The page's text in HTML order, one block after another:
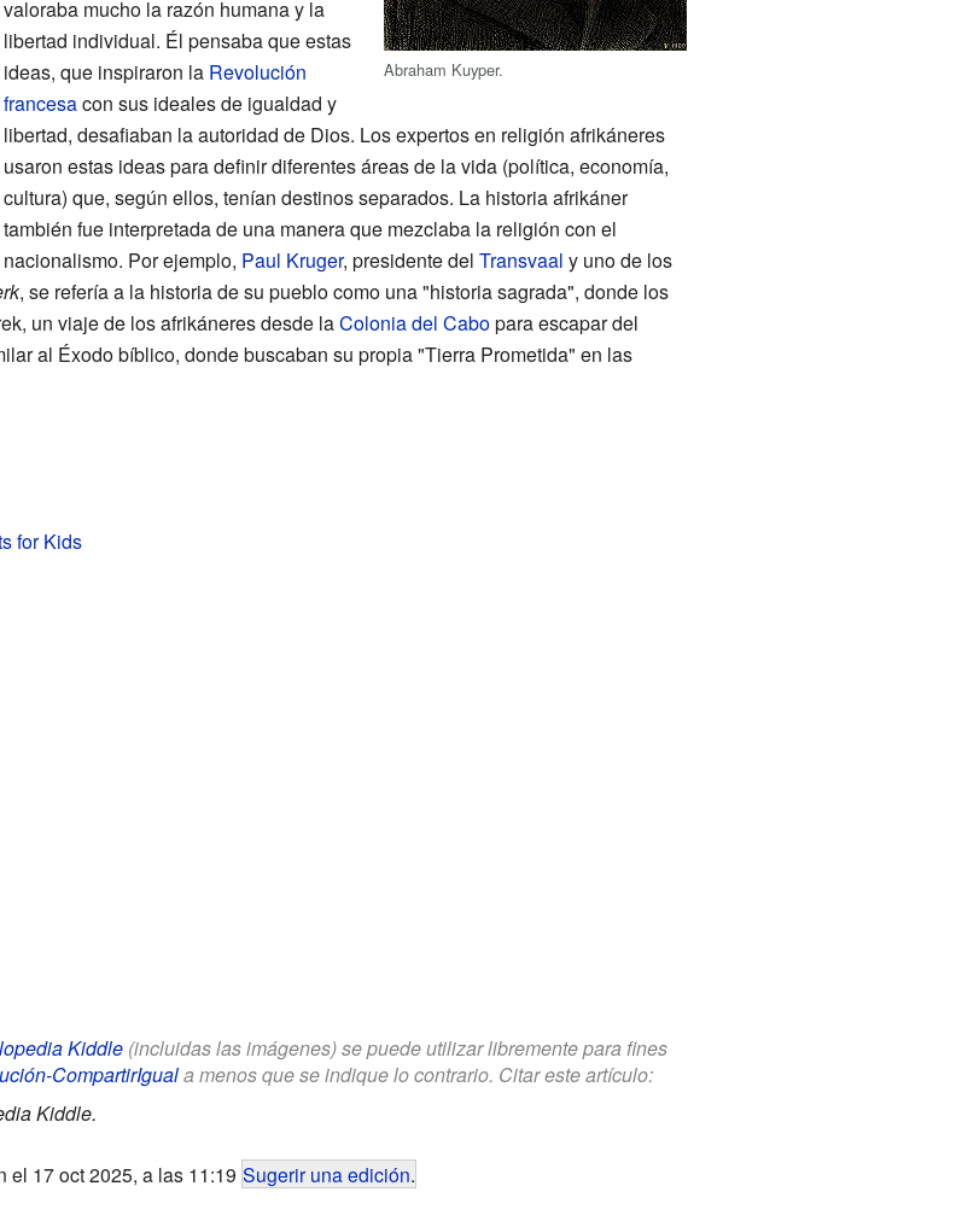
Abraham Kuyper.
valoraba mucho la razón humana y la
libertad individual. Él pensaba que estas
ideas, que inspiraron la Revolución
francesacon sus ideales de igualdad y
libertad, desafiaban la autoridad de Dios. Los expertos en religión afrikáneres
usaron estas ideas para definir diferentes áreas de la vida (política, economía,
cultura) que, según ellos, tenían destinos separados. La historia afrikáner
también fue interpretada de una manera que mezclaba la religión con el
nacionalismo. Por ejemplo, Paul Kruger, presidente del Transvaal y uno de los
, se refería a la historia de su pueblo como una "historia sagrada", donde los
un viaje de los afrikáneres desde laColonia del Cabopara escapar del
al Éxodo bíblico, donde buscaban su propia "Tierra Prometida" en las
for Kids
Kiddle(incluidas las imágenes) se puede utilizar libremente para fines
CompartirIguala menos que se indique lo contrario. Citar este artículo:
Kiddle.
el 17 oct 2025, a las 11:19 Sugerir una edición.